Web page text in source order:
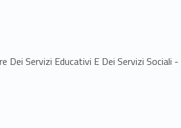
Dei Servizi Educativi E Dei Servizi Sociali -